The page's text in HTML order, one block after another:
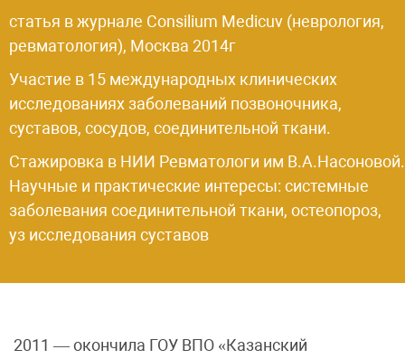
статья в журнале Consilium Medicuv (неврология,
ревматология), Москва 2014г
Участие в 15 международных клинических
исследованиях заболеваний позвоночника,
суставов, сосудов, соединительной ткани.
Стажировка в НИИ Ревматологи им В.А.Насоновой.
Научные и практические интересы: системные
заболевания соединительной ткани, остеопороз,
уз исследования суставов
2011 — окончила ГОУ ВПО «Казанский